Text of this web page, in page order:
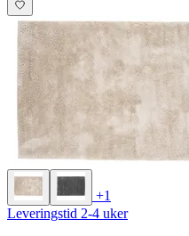
+1
Leveringstid 2-4 uker